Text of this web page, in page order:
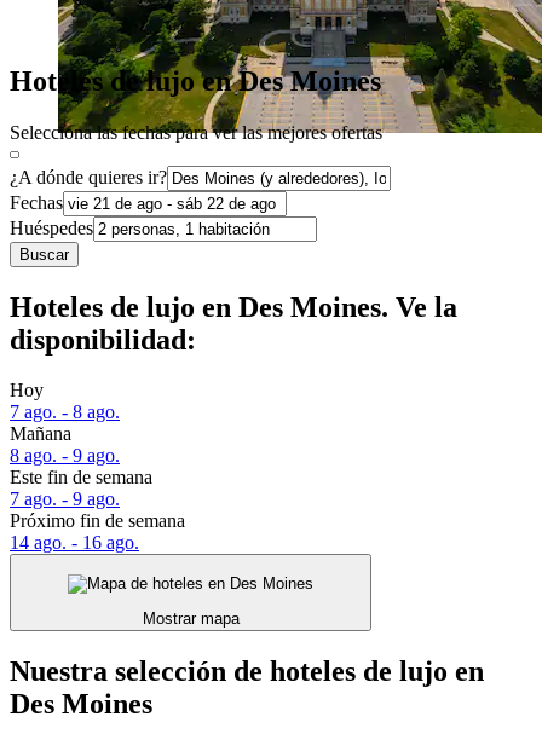
Hoteles de lujo en Des Moines
Selecciona las fechas para ver las mejores ofertas
¿A dónde quieres ir?
Fechas
Huéspedes
Buscar
Hoteles de lujo en Des Moines. Ve la
disponibilidad:
Hoy
7 ago. - 8 ago.
Mañana
8 ago. - 9 ago.
Este fin de semana
7 ago. - 9 ago.
Próximo fin de semana
14 ago. - 16 ago.
Mostrar mapa
Nuestra selección de hoteles de lujo en
Des Moines